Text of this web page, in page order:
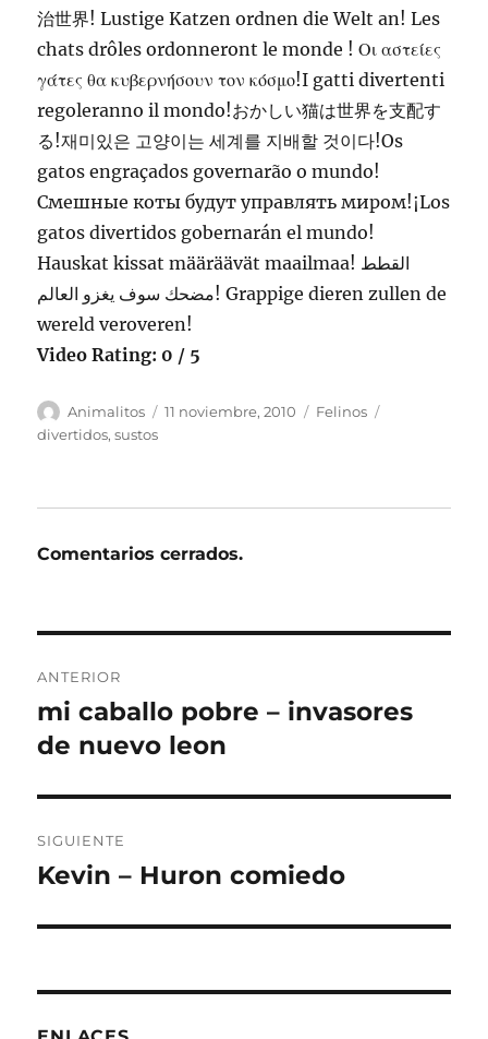
治世界! Lustige Katzen ordnen die Welt an! Les
chats drôles ordonneront le monde ! Οι αστείες
γάτες θα κυβερνήσουν τον κόσμο!I gatti divertenti
regoleranno il mondo!おかしい猫は世界を支配す
る!재미있은 고양이는 세계를 지배할 것이다!Os
gatos engraçados governarão o mundo!
Смешные коты будут управлять миром!¡Los
gatos divertidos gobernarán el mundo!
Hauskat kissat määräävät maailmaa! القطط
مضحك سوف يغزو العالم! Grappige dieren zullen de
wereld veroveren!
Video Rating: 0 / 5
Autor
Animalitos
Publicado
11 noviembre, 2010 Categorías
Felinos
divertidos,sustos
Comentarios cerrados.
de
entradas
ANTERIOR
Entrada
anterior:
mi caballo pobre – invasores
de nuevo leon
SIGUIENTE
Entrada
Kevin – Huron comiedo